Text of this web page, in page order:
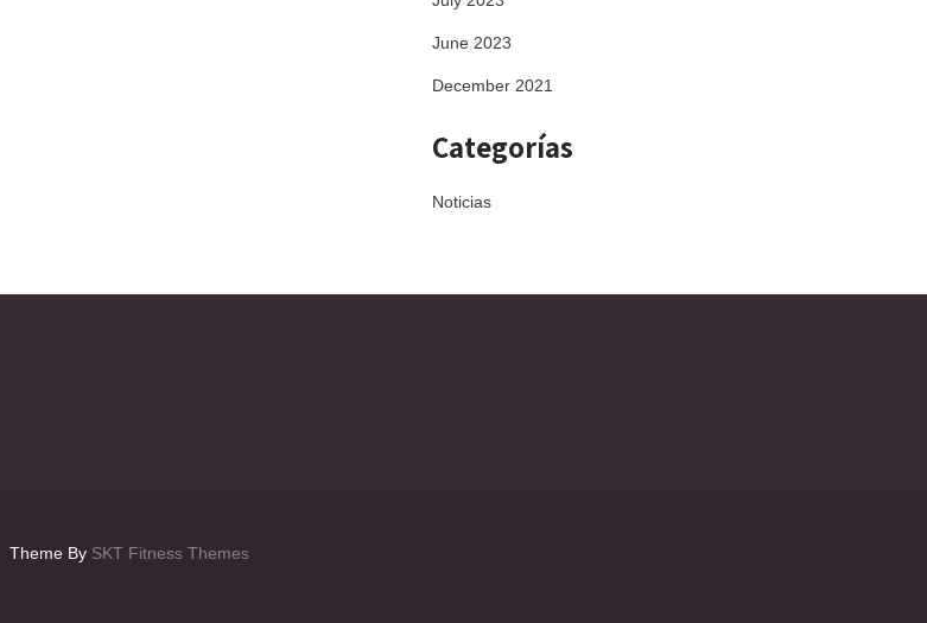
June 2023
December 2021
Categorías
Noticias
Theme By SKT Fitness Themes